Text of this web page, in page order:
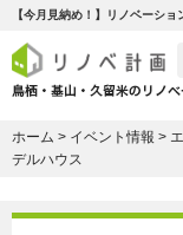
【今月見納め！】リノベーシ
ホーム > イベント情報 >
デルハウス